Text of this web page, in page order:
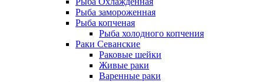
Рыба замороженная
Рыба копченая
Рыба холодного копчения
Раки Севанские
Раковые шейки
Живые раки
Варенные раки